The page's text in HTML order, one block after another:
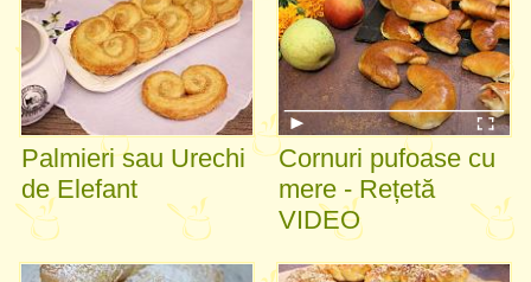
Palmieri sau Urechi
de Elefant
Cornuri pufoase cu
mere - Rețetă
VIDEO